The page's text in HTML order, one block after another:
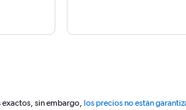
sin embargo, los precios no están